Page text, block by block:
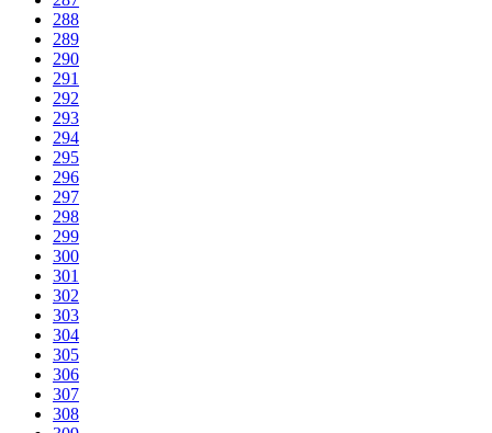
288
289
290
291
292
293
294
295
296
297
298
299
300
301
302
303
304
305
306
307
308